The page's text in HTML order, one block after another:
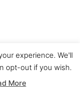
experience. We'll
opt-out if you wish.
More